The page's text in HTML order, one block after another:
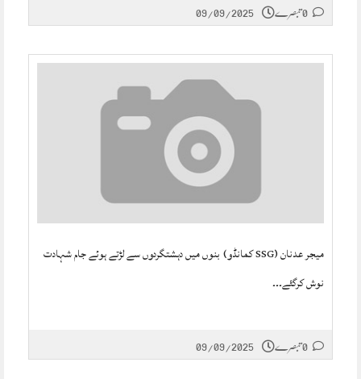
09/09/2025
میجر عدنان (SSG کمانڈو) بنوں میں دہشتگردوں سے لڑتے ہوئے جام شہادت
نوش کرگئے۔۔۔
09/09/2025